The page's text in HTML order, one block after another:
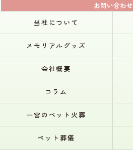
お問い合わせ
当社について
メモリアルグッズ
会社概要
コラム
一宮のペット火葬
ペット葬儀